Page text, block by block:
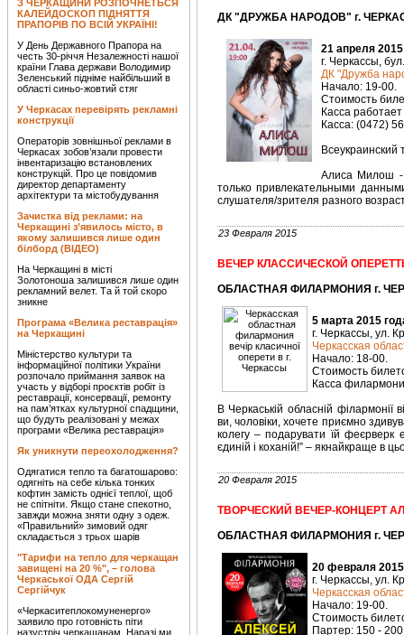
З ЧЕРКАЩИНИ РОЗПОЧНЕТЬСЯ
КАЛЕЙДОСКОП ПІДНЯТТЯ
ПРАПОРІВ ПО ВСІЙ УКРАЇНІ!
У День Державного Прапора на
честь 30-річчя Незалежності нашої
країни Глава держави Володимир
Зеленський підніме найбільший в
області синьо-жовтий стяг
У Черкасах перевірять рекламні
конструкції
Операторів зовнішньої реклами в
Черкасах зобов’язали провести
інвентаризацію встановлених
конструкцій. Про це повідомив
директор департаменту
архітектури та містобудування
Зачистка від реклами: на
Черкащині з’явилось місто, в
якому залишився лише один
білборд (ВІДЕО)
На Черкащині в місті
Золотоноша залишився лише один
рекламний велет. Та й той скоро
зникне
Програма «Велика реставрація»
на Черкащині
Міністерство культури та
інформаційної політики України
розпочало приймання заявок на
участь у відборі проєктів робіт із
реставрації, консервації, ремонту
на пам’ятках культурної спадщини,
що будуть реалізовані у межах
програми «Велика реставрація»
Як уникнути переохолодження?
Одягатися тепло та багатошарово:
одягніть на себе кілька тонких
кофтин замість однієї теплої, щоб
не спітніти. Якщо стане спекотно,
завжди можна зняти одну з одеж.
«Правильний» зимовий одяг
складається з трьох шарів
"Тарифи на тепло для черкащан
завищені на 20 %", – голова
Черкаської ОДА Сергій
Сергійчук
«Черкаситеплокомуненерго»
заявило про готовність піти
назустріч черкащанам. Наразі ми
ДК "ДРУЖБА НАРОДОВ" г.
21 апреля
г. Черкассы,
ДК "Дружба
Начало: 19-00.
Стоимость
Касса
Касса: (0472)
Всеукраинский
Алиса Милош -
только привлекательными
слушателя/зрителя разного
23 Февраля 2015
ВЕЧЕР КЛАССИЧЕСКОЙ
ОБЛАСТНАЯ ФИЛАРМОНИЯ г.
5 марта 2015
г. Черкассы, ул.
Черкасская
Начало: 18-00.
Стоимость
Касса
В Черкаській обласній
ви, чоловіки, хочете приємно
колегу – подарувати їй феєрверк
єдиній і коханій!” – якнайкраще в
20 Февраля 2015
ТВОРЧЕСКИЙ ВЕЧЕР-КОНЦЕРТ
ОБЛАСТНАЯ ФИЛАРМОНИЯ г.
20 февраля
г. Черкассы, ул.
Черкасская
Начало: 19-00.
Стоимость
Партер: 150 - 200